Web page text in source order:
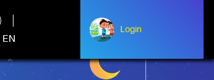
EN
Login
Albert Einstein